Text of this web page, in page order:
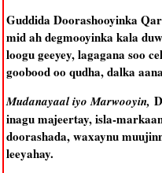
Guddida Doorashooyinka
mid ah degmooyinka kala
loogu geeyey, lagagana soo
goobood oo qudha, dalka
Mudanayaal iyo Marwooyin,
inagu majeertay, isla-
doorashada, waxaynu
leeyahay.